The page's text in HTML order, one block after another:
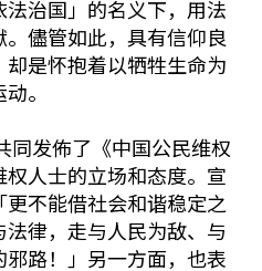
治国」的名义下，用法
儘管如此，具有信仰良
是怀抱着以牺牲生命为
。
同发佈了《中国公民维权
人士的立场和态度。宣
不能借社会和谐稳定之
律，走与人民为敌、与
路！」另一方面，也表